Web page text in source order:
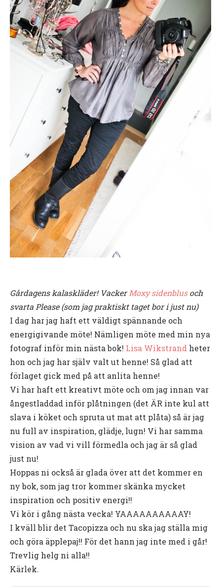
Gårdagens kalaskläder! VackerMoxy sidenblusoch
svarta Please (som jag praktiskt taget bor i just nu)
I dag har jag haft ett väldigt spännande och
energigivande möte! Nämligen möte med min nya
fotograf inför min nästa bok! Lisa Wikstrand heter
hon och jag har själv valt ut henne! Så glad att
förlaget gick med på att anlita henne!
Vi har haft ett kreativt möte och om jag innan var
ångestladdad inför plåtningen (det ÄR inte kul att
slava i köket och spruta ut mat att plåta) så är jag
nu full av inspiration, glädje, lugn! Vi har samma
vision av vad vi vill förmedla och jag är så glad
just nu!
Hoppas ni också är glada över att det kommer en
ny bok, som jag tror kommer skänka mycket
inspiration och positiv energi!!
Vi kör i gång nästa vecka! YAAAAAAAAAAY!
I kväll blir det Tacopizza och nu ska jag ställa mig
och göra äpplepaj!! För det hann jag inte med i går!
Trevlig helg ni alla!!
Kärlek.